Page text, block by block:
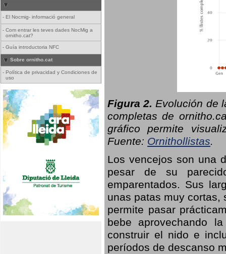
- El Nocmig- informació general
- Com entrar les teves dades NocMig a
ornitho.cat?
- Guía introductoria NFC
Sobre ornitho.cat
- Política de privacidad y Condiciones de
uso
Figura 2. Evolución de
completas de
gráfico permite
Fuente: Ornithollistas.
Los vencejos son una
pesar de su
emparentados. Sus
unas patas muy cortas,
permite pasar
bebe aprovechando
construir el nido e
períodos de descanso